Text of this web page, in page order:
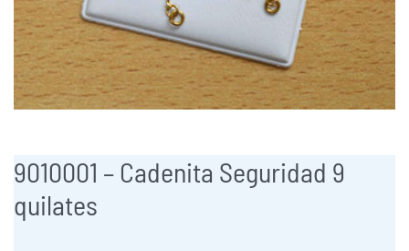
9010001 – Cadenita Seguridad 9
quilates